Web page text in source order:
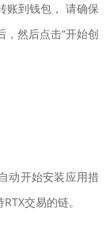
账到钱包， 请确保
然后点击“开始创
动开始安装应用措
交易的链。